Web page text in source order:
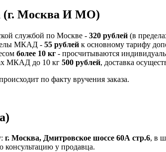
(г. Москва И МО)
службой по Москве - 320 рублей (в
МКАД - 55 рублей к основному тарифу
более 10 кг - просчитываются
МКАД до 10 кг 500 рублей, доставка
по факту вручения заказа.
г. Москва, Дмитровское шоссе 60А стр.6, в
консультацию у продавца.